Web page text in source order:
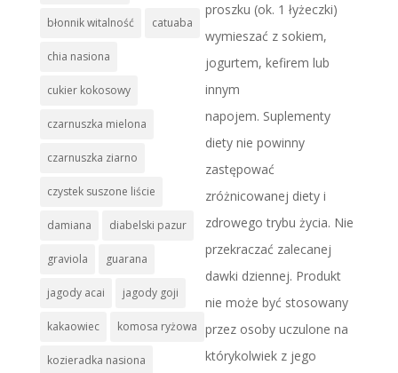
proszku (ok. 1 łyżeczki)
wymieszać z sokiem,
jogurtem, kefirem lub
innym
napojem. Suplementy
diety nie powinny
zastępować
zróżnicowanej diety i
zdrowego trybu życia. Nie
przekraczać zalecanej
dawki dziennej. Produkt
nie może być stosowany
przez osoby uczulone na
którykolwiek z jego
błonnik witalność catuaba
chia nasiona
cukier kokosowy
czarnuszka mielona
czarnuszka ziarno
czystek suszone liście
damiana diabelski pazur
graviola guarana
jagody acai jagody goji
kakaowiec komosa ryżowa
kozieradka nasiona